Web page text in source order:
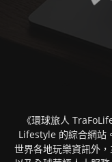
《環球旅人
Lifestyle 的綜合網站
世界各地玩樂資訊外